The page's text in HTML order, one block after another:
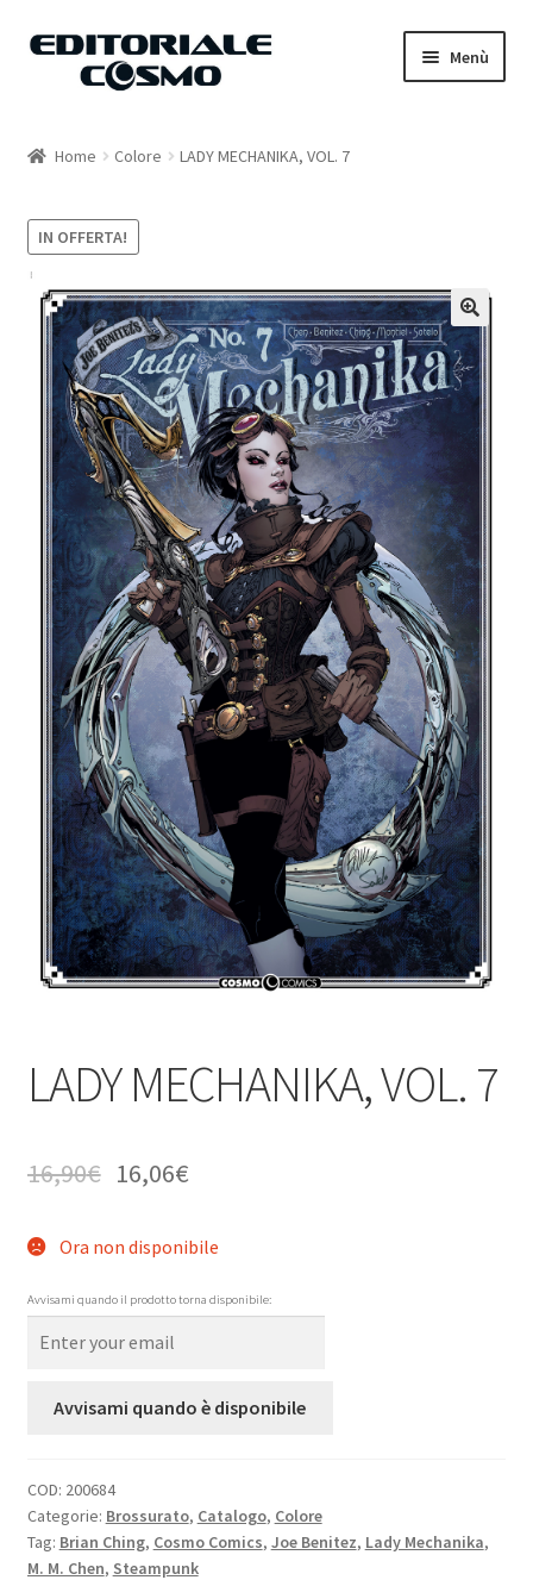
Vai
Vai
Menù
Carrello
Il mio account
Home Colore LADY MECHANIKA, VOL. 7
IN OFFERTA!
LADY MECHANIKA, VOL. 7
16,90€ 16,06€
Ora non disponibile
Avvisami quando il prodotto torna disponibile:
Avvisami quando è disponibile
COD: 200684
Categorie: Brossurato, Catalogo, Colore
Tag: Brian Ching, Cosmo Comics, Joe Benitez, Lady Mechanika,
M. M. Chen, Steampunk